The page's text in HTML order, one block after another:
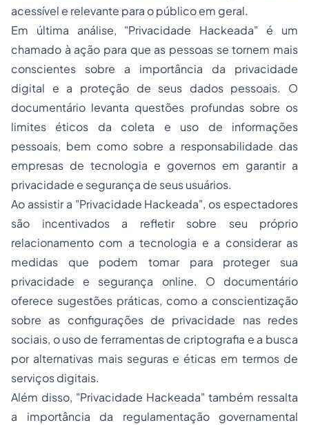
acessível e relevante para o público em geral.
Em última análise, "Privacidade Hackeada" é um
chamado à ação para que as pessoas se tornem mais
conscientes sobre a importância da privacidade
digital e a proteção de seus dados pessoais. O
documentário levanta questões profundas sobre os
limites éticos da coleta e uso de informações
pessoais, bem como sobre a responsabilidade das
empresas de tecnologia e governos em garantir a
privacidade e segurança de seus usuários.
Ao assistir a "Privacidade Hackeada", os espectadores
são incentivados a refletir sobre seu próprio
relacionamento com a tecnologia e a considerar as
medidas que podem tomar para proteger sua
privacidade e segurança online. O documentário
oferece sugestões práticas, como a conscientização
sobre as configurações de privacidade nas redes
sociais, o uso de ferramentas de criptografia e a busca
por alternativas mais seguras e éticas em termos de
serviços digitais.
Além disso, "Privacidade Hackeada" também ressalta
a importância da regulamentação governamental